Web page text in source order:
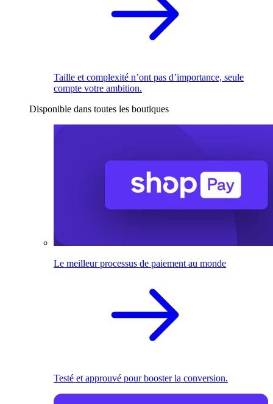
Taille et complexité n’ont pas d’importance, seule
compte votre ambition.
Disponible dans toutes les boutiques
Le meilleur processus de paiement au monde
Testé et approuvé pour booster la conversion.